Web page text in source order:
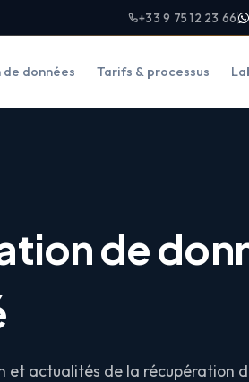
+33 9 75 12 23 66
données Tarifs & processus
de
et actualités de la récupération